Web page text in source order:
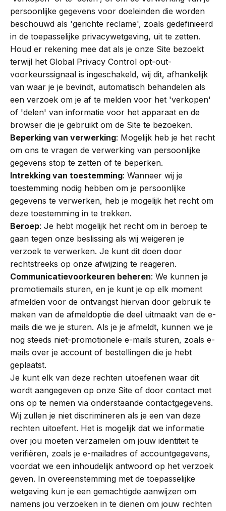
persoonlijke gegevens voor doeleinden die worden
beschouwd als 'gerichte reclame', zoals gedefinieerd
in de toepasselijke privacywetgeving, uit te zetten.
Houd er rekening mee dat als je onze Site bezoekt
terwijl het Global Privacy Control opt-out-
voorkeurssignaal is ingeschakeld, wij dit, afhankelijk
van waar je je bevindt, automatisch behandelen als
een verzoek om je af te melden voor het 'verkopen'
of 'delen' van informatie voor het apparaat en de
browser die je gebruikt om de Site te bezoeken.
Beperking van verwerking: Mogelijk heb je het recht
om ons te vragen de verwerking van persoonlijke
gegevens stop te zetten of te beperken.
Intrekking van toestemming: Wanneer wij je
toestemming nodig hebben om je persoonlijke
gegevens te verwerken, heb je mogelijk het recht om
deze toestemming in te trekken.
Beroep: Je hebt mogelijk het recht om in beroep te
gaan tegen onze beslissing als wij weigeren je
verzoek te verwerken. Je kunt dit doen door
rechtstreeks op onze afwijzing te reageren.
Communicatievoorkeuren beheren: We kunnen je
promotiemails sturen, en je kunt je op elk moment
afmelden voor de ontvangst hiervan door gebruik te
maken van de afmeldoptie die deel uitmaakt van de e-
mails die we je sturen. Als je je afmeldt, kunnen we je
nog steeds niet-promotionele e-mails sturen, zoals e-
mails over je account of bestellingen die je hebt
geplaatst.
Je kunt elk van deze rechten uitoefenen waar dit
wordt aangegeven op onze Site of door contact met
ons op te nemen via onderstaande contactgegevens.
Wij zullen je niet discrimineren als je een van deze
rechten uitoefent. Het is mogelijk dat we informatie
over jou moeten verzamelen om jouw identiteit te
verifiëren, zoals je e-mailadres of accountgegevens,
voordat we een inhoudelijk antwoord op het verzoek
geven. In overeenstemming met de toepasselijke
wetgeving kun je een gemachtigde aanwijzen om
namens jou verzoeken in te dienen om jouw rechten